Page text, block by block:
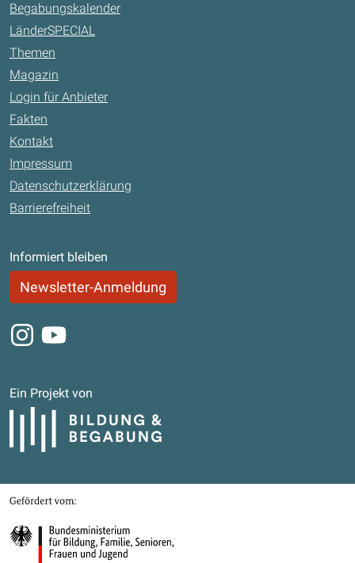
Begabungskalender
LänderSPECIAL
Themen
Magazin
Login für Anbieter
Fakten
Kontakt
Impressum
Datenschutzerklärung
Barrierefreiheit
Informiert bleiben
Newsletter-Anmeldung
Instagram
Youtube
Ein Projekt von
Bildung und Begabung
Gefördert von
Bundesministerium für Bildung, Familie, Senioren, Frauen und Jugend